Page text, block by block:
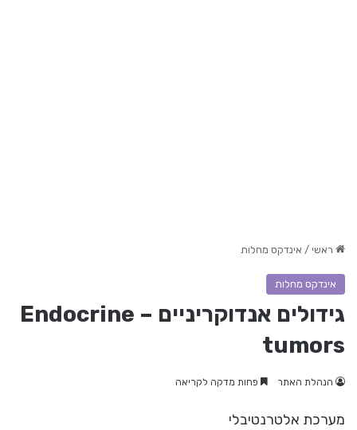
ראשי / אינדקס מחלות
אינדקס מחלות
גידולים אנדוקריניים – Endocrine
tumors
הנהלת האתר פחות מדקה לקריאה
מערכת אלטרנטיבלי